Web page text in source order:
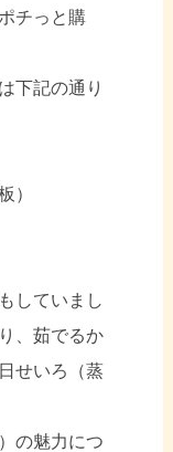
チっと購
下記の通り
）
していまし
、茹でるか
せいろ（蒸
の魅力につ